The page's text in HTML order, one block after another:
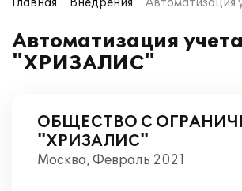
Главная Внедрения Автоматизация
Автоматизация
"ХРИЗАЛИС"
ОБЩЕСТВО С
"ХРИЗАЛИС"
Москва, Февраль 2021